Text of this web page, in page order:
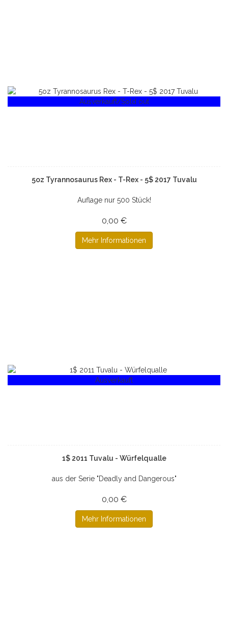
Ausverkauft/Sold out
5oz Tyrannosaurus Rex - T-Rex - 5$ 2017 Tuvalu
Auflage nur 500 Stück!
0,00 €
Mehr Informationen
Ausverkauft
1$ 2011 Tuvalu - Würfelqualle
aus der Serie "Deadly and Dangerous"
0,00 €
Mehr Informationen